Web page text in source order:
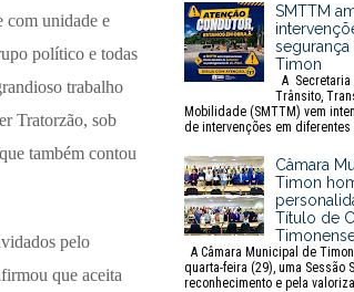
com unidade e
político e todas
trabalho
Tratorzão, sob
também contou
pelo
que aceita
SMTTM
segurança
Timon
A
Trânsito,
Mobilidade (SMTTM) vem
de intervenções em diferentes
Câmara
Timon
Título de
A Câmara Municipal de
quarta-feira (29), uma Sessão
reconhecimento e pela